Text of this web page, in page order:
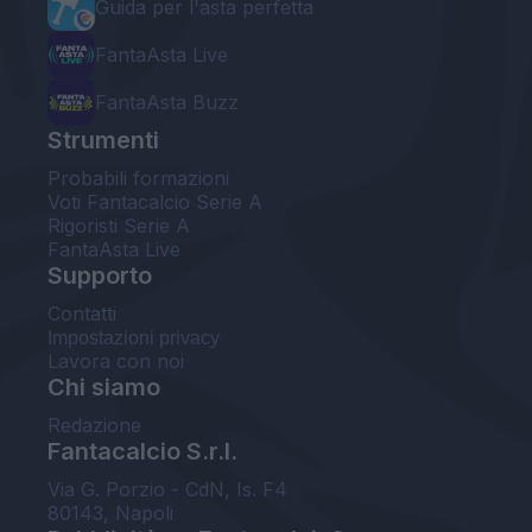
Guida per l'asta perfetta
FantaAsta Live
FantaAsta Buzz
Strumenti
Probabili formazioni
Voti Fantacalcio Serie A
Rigoristi Serie A
FantaAsta Live
Supporto
Contatti
Impostazioni privacy
Lavora con noi
Chi siamo
Redazione
Fantacalcio S.r.l.
Via G. Porzio - CdN, Is. F4
80143, Napoli